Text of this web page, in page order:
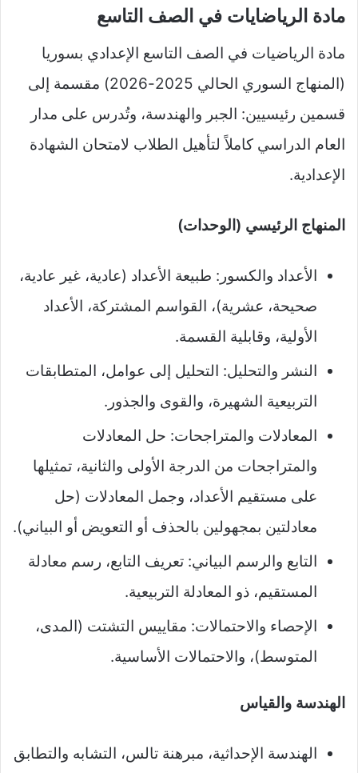
مادة الرياضايات في الصف التاسع
مادة الرياضيات في الصف التاسع الإعدادي بسوريا
(المنهاج السوري الحالي 2025-2026) مقسمة إلى
قسمين رئيسيين: الجبر والهندسة، وتُدرس على مدار
العام الدراسي كاملاً لتأهيل الطلاب لامتحان الشهادة
الإعدادية.
المنهاج الرئيسي (الوحدات)
الأعداد والكسور: طبيعة الأعداد (عادية، غير عادية،
صحيحة، عشرية)، القواسم المشتركة، الأعداد
الأولية، وقابلية القسمة.​​
النشر والتحليل: التحليل إلى عوامل، المتطابقات
التربيعية الشهيرة، والقوى والجذور.​​
المعادلات والمتراجحات: حل المعادلات
والمتراجحات من الدرجة الأولى والثانية، تمثيلها
على مستقيم الأعداد، وجمل المعادلات (حل
معادلتين بمجهولين بالحذف أو التعويض أو البياني).
التابع والرسم البياني: تعريف التابع، رسم معادلة
المستقيم، ذو المعادلة التربيعية.​
الإحصاء والاحتمالات: مقاييس التشتت (المدى،
المتوسط)، والاحتمالات الأساسية.​
الهندسة والقياس
الهندسة الإحداثية، مبرهنة تالس، التشابه والتطابق